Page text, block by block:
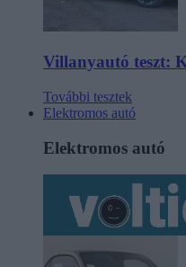
Villanyautó teszt:
További tesztek
Elektromos autó
Elektromos autó